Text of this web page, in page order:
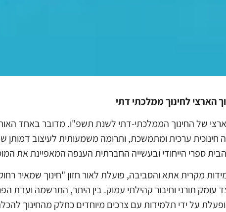
הארצי לחינוך ממלכתי דתי
של החינוך הממלכתי-דתי לשנת תשפ"ו. מדובר באחד
ערכית ומתמשכת, ותרומה משמעותית לעיצוב דמותן
ספרי הייחודי ובעשייה החברתית הענפה המאפיינת את
שח"ם, בה לומדות למעלה מ-300 תלמידות מקרית אתא והסביבה, פועלת לאור חזון
עומק תורני וחיבור קהילתי עמוק. בין היתר, התרשמה ועדת
על ידי תלמידות עם צרכים מיוחדים כחלק מהחינוך